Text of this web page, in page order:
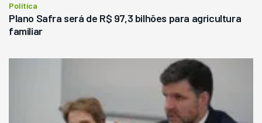
Política
Plano Safra será de R$ 97,3 bilhões para agricultura
familiar